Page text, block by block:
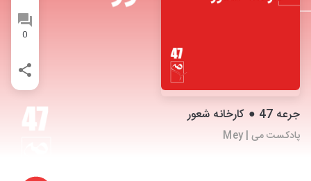
0
جرعه 47 ● کارخانه شعور
پادکست می | Mey